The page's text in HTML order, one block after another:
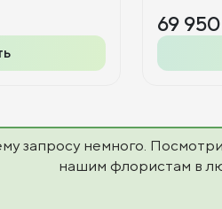
69
запросу немного.
нашим флористам в